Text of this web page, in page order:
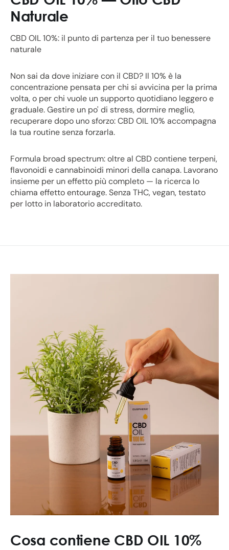
Naturale
CBD OIL 10%: il punto di partenza per il tuo benessere
naturale
Non sai da dove iniziare con il CBD? Il 10% è la
concentrazione pensata per chi si avvicina per la prima
volta, o per chi vuole un supporto quotidiano leggero e
graduale. Gestire un po' di stress, dormire meglio,
recuperare dopo uno sforzo: CBD OIL 10% accompagna
la tua routine senza forzarla.
Formula broad spectrum: oltre al CBD contiene terpeni,
flavonoidi e cannabinoidi minori della canapa. Lavorano
insieme per un effetto più completo — la ricerca lo
chiama effetto entourage. Senza THC, vegan, testato
per lotto in laboratorio accreditato.
Cosa contiene CBD OIL 10%